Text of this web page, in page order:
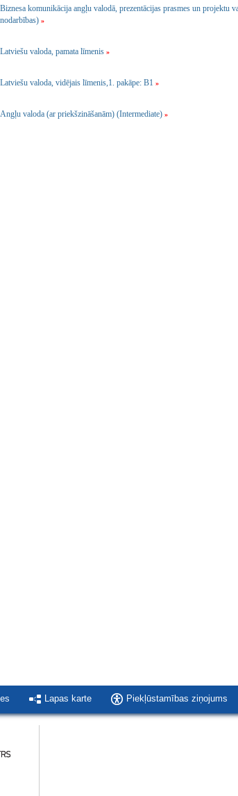
Biznesa komunikācija angļu valodā, prezentācijas prasmes un projektu
nodarbības) »
Latviešu valoda, pamata līmenis »
Latviešu valoda, vidējais līmenis,1. pakāpe: B1 »
Angļu valoda (ar priekšzināšanām) (Intermediate) »
Lapas karte Piekļūstamības ziņojums